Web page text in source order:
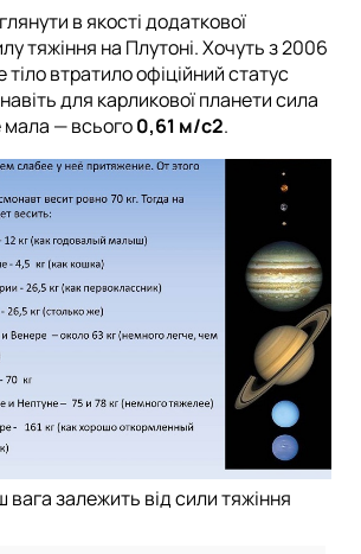
в якості додаткової
тяжіння на Плутоні. Хочуть з 2006
тіло втратило офіційний статус
для карликової планети сила
мала — всього0,61 м/с2.
вага залежить від сили тяжіння